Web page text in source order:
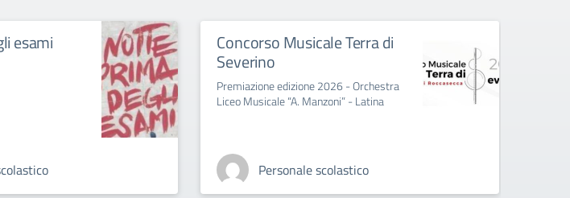
esami Concorso Musicale Terra di
Severino
Premiazione edizione 2026 - Orchestra
Liceo Musicale “A. Manzoni” - Latina
Personale scolastico